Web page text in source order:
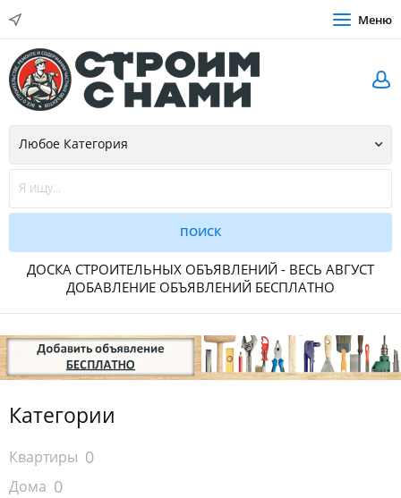
Меню
ДОСКА СТРОИТЕЛЬНЫХ ОБЪЯВЛЕНИЙ - ВЕСЬ АВГУСТ
ДОБАВЛЕНИЕ ОБЪЯВЛЕНИЙ БЕСПЛАТНО
Категории
Квартиры 0
Дома 0